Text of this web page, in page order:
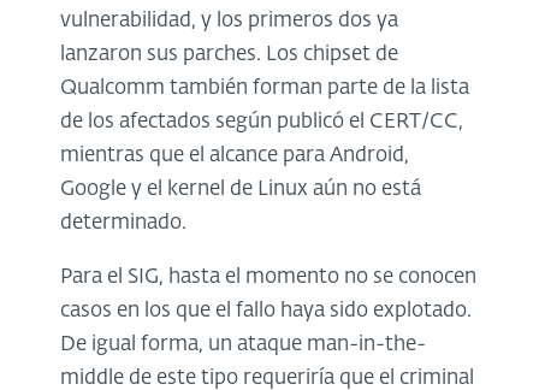
vulnerabilidad, y los primeros dos ya
lanzaron sus parches. Los chipset de
Qualcomm también forman parte de la lista
de los afectados según publicó el CERT/CC,
mientras que el alcance para Android,
Google y el kernel de Linux aún no está
determinado.
Para el SIG, hasta el momento no se conocen
casos en los que el fallo haya sido explotado.
De igual forma, un ataque man-in-the-
middle de este tipo requeriría que el criminal